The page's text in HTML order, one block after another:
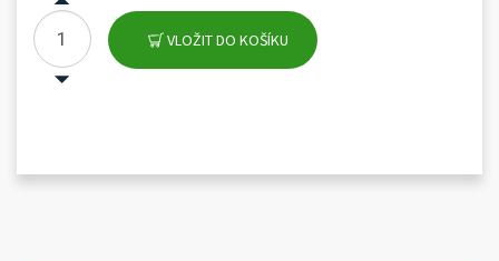
VLOŽIT DO KOŠÍKU